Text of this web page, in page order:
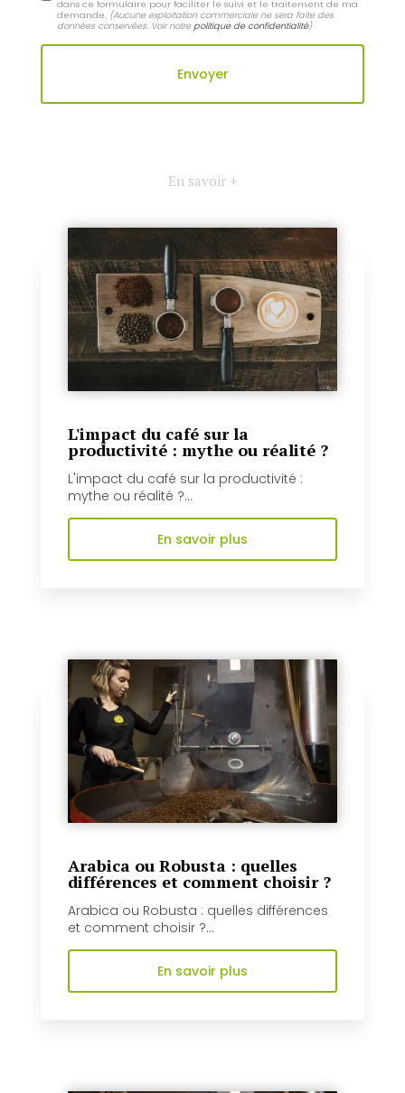
dans ce formulaire pour faciliter le suivi et le traitement de ma
demande. (Aucune exploitation commerciale ne sera faite des
données conservées. Voir notrepolitique de confidentialité)
En savoir +
L'impact du café sur la
productivité : mythe ou réalité ?
L'impact du café sur la productivité :
mythe ou réalité ?...
En savoir plus
Arabica ou Robusta : quelles
différences et comment choisir ?
Arabica ou Robusta : quelles différences
et comment choisir ?...
En savoir plus